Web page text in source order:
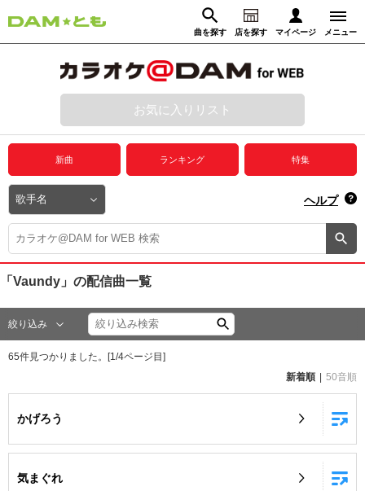
曲を探す 店を探す マイページ メニュー
動画からさがす 録音からさがす
ログイン
プレミアムサービス
DAM★とも動画
DAM★とも録音
カラオケ＠DAM
ユーザー検索
DAMの新曲・ランキングなど
お気に入りリスト
新曲 ランキング 特集
ヘルプ
「Vaundy」 の配信曲一覧
絞り込み
65件見つかりました。[1 /4ページ目]
新着順
50音順
かげろう
気まぐれ